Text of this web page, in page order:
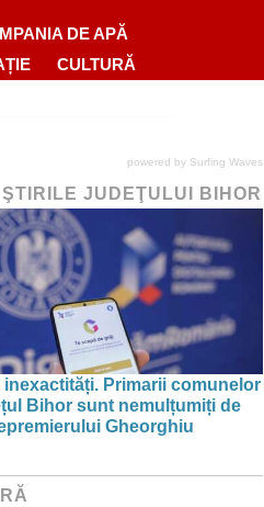
DE APĂ
CULTURĂ
powered by Surfing Waves
ŞTIRILE JUDEŢULUI BIHOR
inexactități. Primarii comunelor
Bihor sunt nemulțumiți de
Gheorghiu